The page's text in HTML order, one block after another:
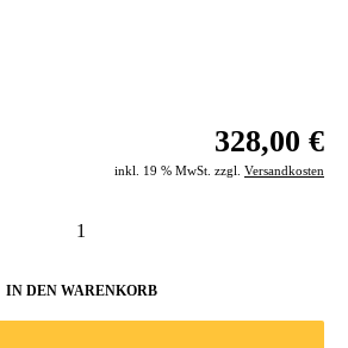
328,00 €
inkl. 19 % MwSt. zzgl. Versandkosten
IN DEN WARENKORB